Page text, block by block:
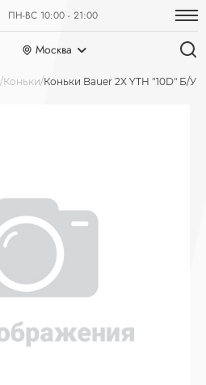
ПН-ВС 10:00 - 21:00
Москва
Коньки Коньки Bauer 2X YTH "10D" Б/У